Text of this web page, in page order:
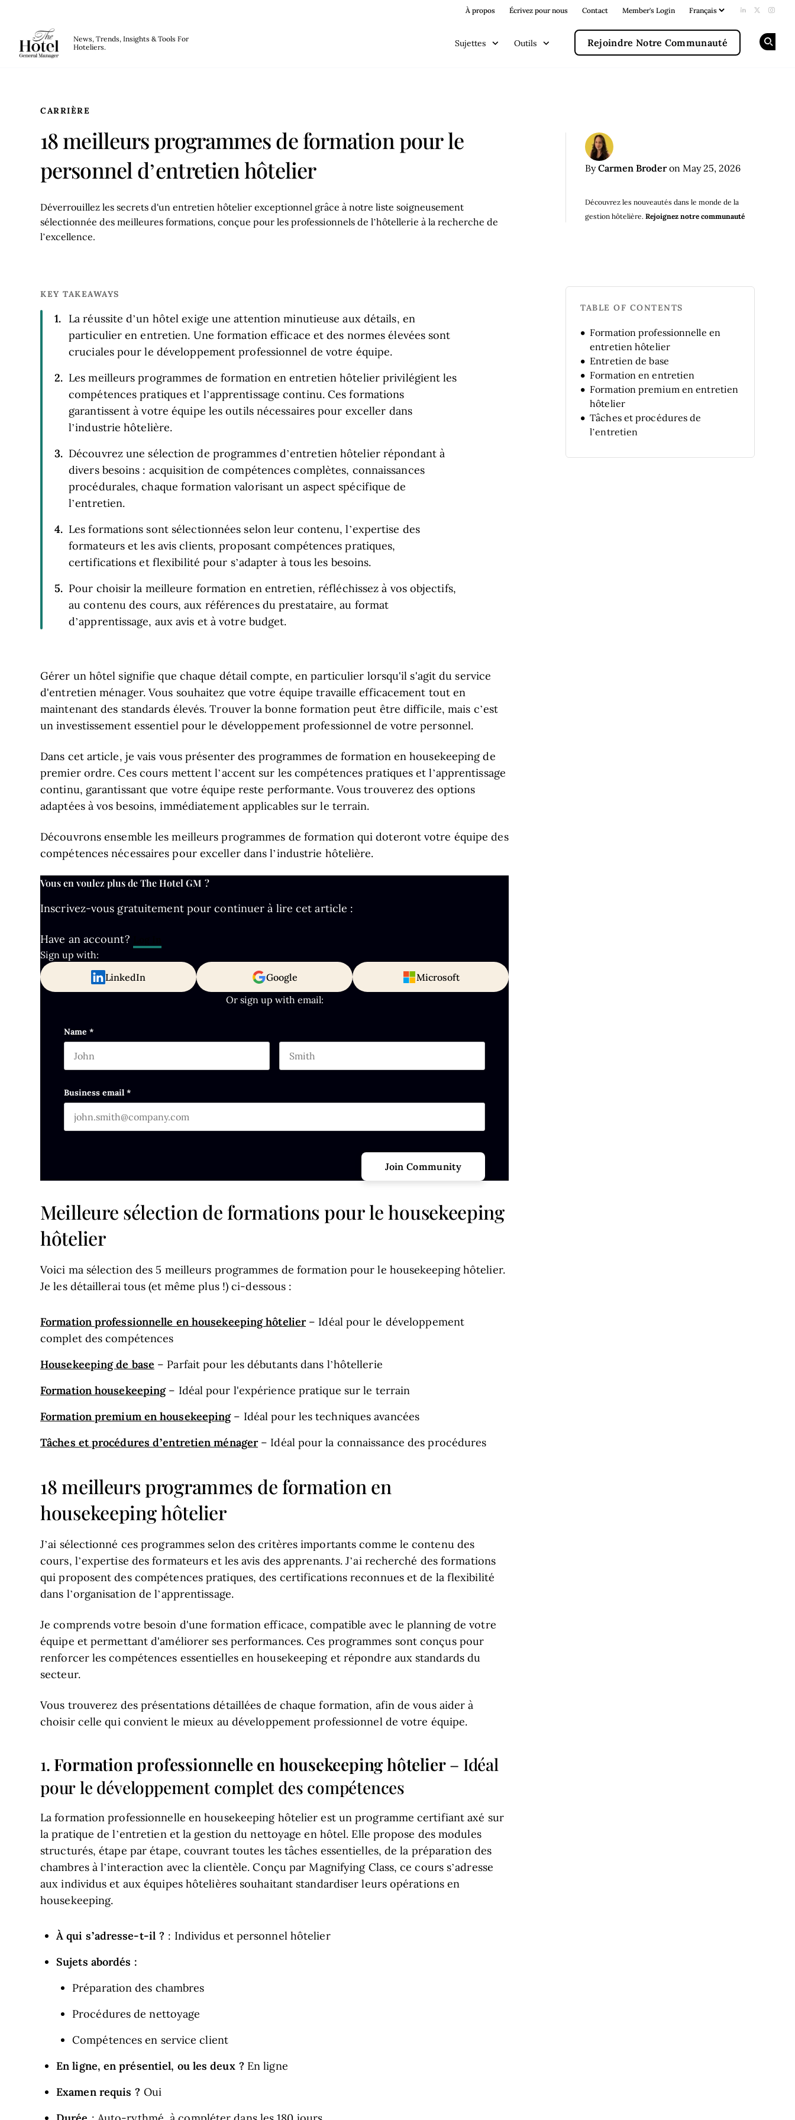
À propos Écrivez pour nous Contact Member's Login Add us on
Follow
News, Trends, Insights & Tools For
Hoteliers.
Sujettes Outils Rejoindre Notre Communauté
CARRIÈRE
18 meilleurs programmes de formation pour le
personnel d’entretien hôtelier
ByCarmen Broderon May 25, 2026
Découvrez les nouveautés dans le monde de la
gestion hôtelière. Rejoignez notre communauté
Déverrouillez les secrets d'un entretien hôtelier exceptionnel grâce à notre liste soigneusement
sélectionnée des meilleures formations, conçue pour les professionnels de l’hôtellerie à la recherche de
l’excellence.
KEY TAKEAWAYS
La réussite d’un hôtel exige une attention minutieuse aux détails, en
particulier en entretien. Une formation efficace et des normes élevées sont
cruciales pour le développement professionnel de votre équipe.
Les meilleurs programmes de formation en entretien hôtelier privilégient les
compétences pratiques et l’apprentissage continu. Ces formations
garantissent à votre équipe les outils nécessaires pour exceller dans
l’industrie hôtelière.
Découvrez une sélection de programmes d’entretien hôtelier répondant à
divers besoins : acquisition de compétences complètes, connaissances
procédurales, chaque formation valorisant un aspect spécifique de
l’entretien.
Les formations sont sélectionnées selon leur contenu, l’expertise des
formateurs et les avis clients, proposant compétences pratiques,
certifications et flexibilité pour s’adapter à tous les besoins.
Pour choisir la meilleure formation en entretien, réfléchissez à vos objectifs,
au contenu des cours, aux références du prestataire, au format
d’apprentissage, aux avis et à votre budget.
Gérer un hôtel signifie que chaque détail compte, en particulier lorsqu'il s'agit du service
d'entretien ménager. Vous souhaitez que votre équipe travaille efficacement tout en
maintenant des standards élevés. Trouver la bonne formation peut être difficile, mais c’est
un investissement essentiel pour le développement professionnel de votre personnel.
Dans cet article, je vais vous présenter des programmes de formation en housekeeping de
premier ordre. Ces cours mettent l’accent sur les compétences pratiques et l’apprentissage
continu, garantissant que votre équipe reste performante. Vous trouverez des options
adaptées à vos besoins, immédiatement applicables sur le terrain.
Découvrons ensemble les meilleurs programmes de formation qui doteront votre équipe des
compétences nécessaires pour exceller dans l’industrie hôtelière.
Vous en voulez plus de The Hotel GM ?
Inscrivez-vous gratuitement pour continuer à lire cet article :
Have an account?
Sign up with:
LinkedIn
Google
Microsoft
Or sign up with email:
Email
Name *
Business email*
Meilleure sélection de formations pour le housekeeping
hôtelier
Voici ma sélection des 5 meilleurs programmes de formation pour le housekeeping hôtelier.
Je les détaillerai tous (et même plus !) ci-dessous :
Formation professionnelle en housekeeping hôtelier– Idéal pour le développement
complet des compétences
Housekeeping de base – Parfait pour les débutants dans l’hôtellerie
Formation housekeeping– Idéal pour l'expérience pratique sur le terrain
Formation premium en housekeeping– Idéal pour les techniques avancées
Tâches et procédures d’entretien ménager– Idéal pour la connaissance des procédures
18 meilleurs programmes de formation en
housekeeping hôtelier
J’ai sélectionné ces programmes selon des critères importants comme le contenu des
cours, l’expertise des formateurs et les avis des apprenants. J’ai recherché des formations
qui proposent des compétences pratiques, des certifications reconnues et de la flexibilité
dans l’organisation de l’apprentissage.
Je comprends votre besoin d'une formation efficace, compatible avec le planning de votre
équipe et permettant d'améliorer ses performances. Ces programmes sont conçus pour
renforcer les compétences essentielles en housekeeping et répondre aux standards du
secteur.
Vous trouverez des présentations détaillées de chaque formation, afin de vous aider à
choisir celle qui convient le mieux au développement professionnel de votre équipe.
1. Formation professionnelle en housekeeping hôtelier– Idéal
pour le développement complet des compétences
La formation professionnelle en housekeeping hôtelier est un programme certifiant axé sur
la pratique de l’entretien et la gestion du nettoyage en hôtel. Elle propose des modules
structurés, étape par étape, couvrant toutes les tâches essentielles, de la préparation des
chambres à l’interaction avec la clientèle. Conçu par Magnifying Class, ce cours s’adresse
aux individus et aux équipes hôtelières souhaitant standardiser leurs opérations en
housekeeping.
À qui s’adresse-t-il ? : Individus et personnel hôtelier
Sujets abordés :
Préparation des chambres
Procédures de nettoyage
Compétences en service client
En ligne, en présentiel, ou les deux ? En ligne
Examen requis ? Oui
TABLE OF CONTENTS
Formation professionnelle en
entretien hôtelier
Entretien de base
Formation en entretien
Formation premium en entretien
hôtelier
Tâches et procédures de
l’entretien
Gestion hôtelière avec